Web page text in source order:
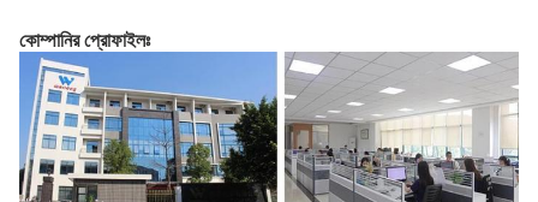
কোম্পানির প্রোফাইলঃ